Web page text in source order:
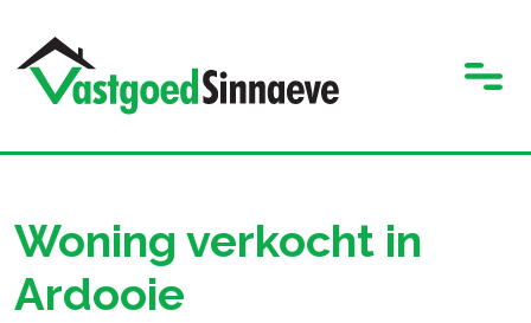
Woning verkocht in
Ardooie